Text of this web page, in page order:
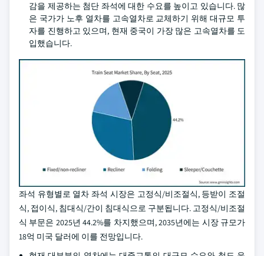
감을 제공하는 첨단 좌석에 대한 수요를 높이고 있습니다. 많
은 국가가 노후 열차를 고속열차로 교체하기 위해 대규모 투
자를 진행하고 있으며, 현재 중국이 가장 많은 고속열차를 도
입했습니다.
좌석 유형별로 열차 좌석 시장은 고정식/비조절식, 등받이 조절
식, 접이식, 침대식/간이 침대식으로 구분됩니다. 고정식/비조절
식 부문은 2025년 44.2%를 차지했으며, 2035년에는 시장 규모가
18억 미국 달러에 이를 전망입니다.